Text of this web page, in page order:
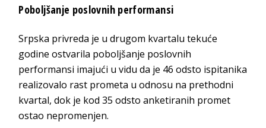
Poboljšanje poslovnih performansi
Srpska privreda je u drugom kvartalu tekuće
godine ostvarila poboljšanje poslovnih
performansi imajući u vidu da je 46 odsto ispitanika
realizovalo rast prometa u odnosu na prethodni
kvartal, dok je kod 35 odsto anketiranih promet
ostao nepromenjen.